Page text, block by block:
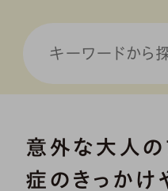
意外な大人の
症のきっかけ